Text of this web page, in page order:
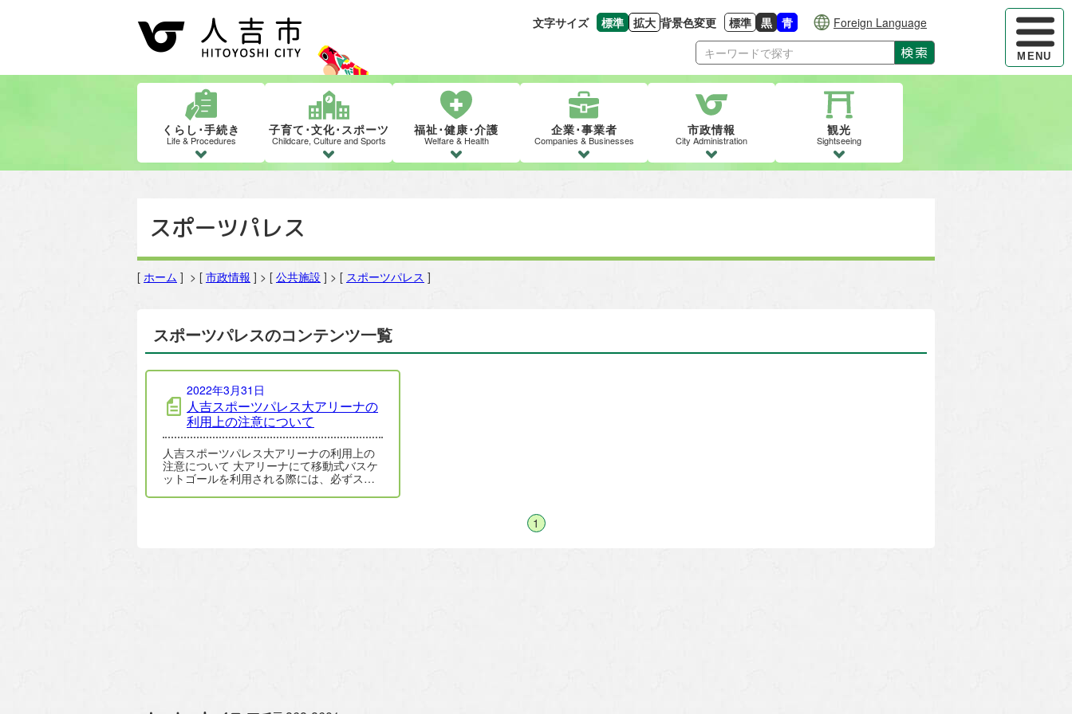
ハンバー
MENU
文字サイズ 標準
文字の大きさをもとの大きさに戻す
拡大
文字を大きくする
背景色変更 標準
背景色の変更：白
黒
背景色の変更：黒
青
背景色の変更：青
Foreign Language
検索
くらし･手続き
Life & Procedures
子育て･文化･スポーツ
Childcare, Culture and Sports
福祉･健康･介護
Welfare & Health
企業･事業者
Companies & Businesses
市政情報
City Administration
観光
Sightseeing
スポーツパレス
[ ホーム ] > [ 市政情報 ] > [ 公共施設 ] > [ スポーツパレス ]
スポーツパレスのコンテンツ一覧
2022年3月31日
人吉スポーツパレス大アリーナの
利用上の注意について
人吉スポーツパレス大アリーナの利用上の
注意について 大アリーナにて移動式バスケ
ットゴールを利用される際には、必ずスポ
1